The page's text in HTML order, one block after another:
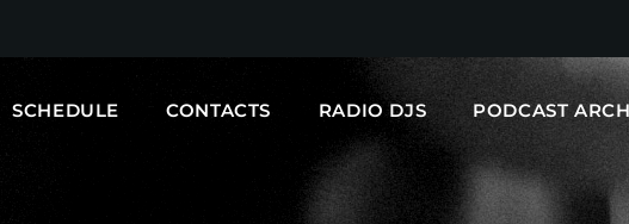
SCHEDULE CONTACTS RADIO DJS PODCAST
ARCHIVI